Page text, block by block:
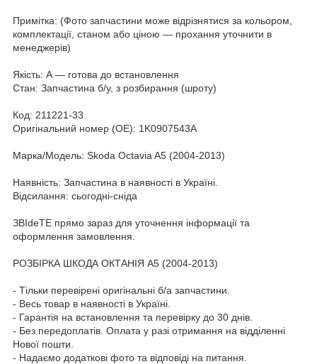
Примітка: (Фото запчастини може відрізнятися за кольором,
комплектації, станом або ціною — прохання уточнити в
менеджерів)
Якість: А — готова до встановлення
Стан: Запчастина б/у, з розбирання (шроту)
Код: 211221-33
Оригінальний номер (ОЕ): 1K0907543A
Марка/Модель: Skoda Octavia A5 (2004-2013)
Наявність: Запчастина в наявності в Україні.
Відсилання: сьогодні-сніда
ЗВІdeТЕ прямо зараз для уточнення інформації та
оформлення замовлення.
РОЗБІРКА ШКОДА ОКТАНІЯ A5 (2004-2013)
- Тільки перевірені оригінальні б/а запчастини.
- Весь товар в наявності в Україні.
- Гарантія на встановлення та перевірку до 30 днів.
- Без передоплатів. Оплата у разі отримання на відділенні
Нової пошти.
- Надаємо додаткові фото та відповіді на питання.